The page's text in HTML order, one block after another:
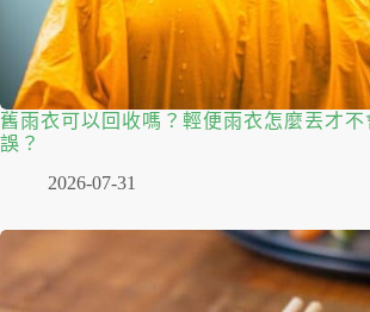
舊雨衣可以回收嗎？輕便雨衣怎麼丟才不
誤？
2026-07-31